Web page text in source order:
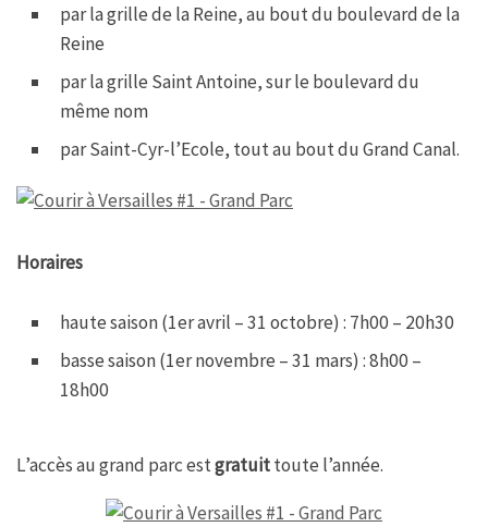
par la grille de la Reine, au bout du boulevard de la
Reine
par la grille Saint Antoine, sur le boulevard du
même nom
par Saint-Cyr-l’Ecole, tout au bout du Grand Canal.
Horaires
haute saison (1er avril – 31 octobre) : 7h00 – 20h30
basse saison (1er novembre – 31 mars) : 8h00 –
18h00
L’accès au grand parc estgratuittoute l’année.